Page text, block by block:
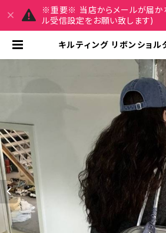
※重要※ 当店からメールが届か
ル受信設定をお願い致します)
キルティング リボンショル
風 シルバー 光沢感 コンパ
可愛い 春夏 秋冬 コーデ
気 ワンタイプ K-B0190 |
レイルセ 20代,30代,40代
スファッション 通